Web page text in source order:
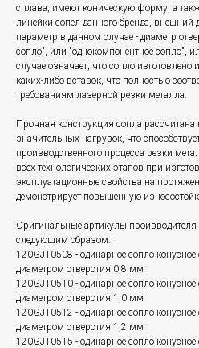
сплава, имеют коническую форму, а
линейки сопел данного бренда,
параметр в данном случае - диаметр
сопло", или "однокомпонентное сопло",
случае означает, что сопло изготовлено
каких-либо вставок, что полностью
требованиям лазерной резки металла.
Прочная конструкция сопла рассчитана
значительных нагрузок, что
производственного процесса резки
всех технологических этапов при
эксплуатационные свойства на
демонстрирует повышенную
Оригинальные артикулы
следующим образом:
120GJT0508 - одинарное сопло
диаметром отверстия 0,8 мм
120GJT0510 - одинарное сопло
диаметром отверстия 1,0 мм
120GJT0512 - одинарное сопло
диаметром отверстия 1,2 мм
120GJT0515 - одинарное сопло